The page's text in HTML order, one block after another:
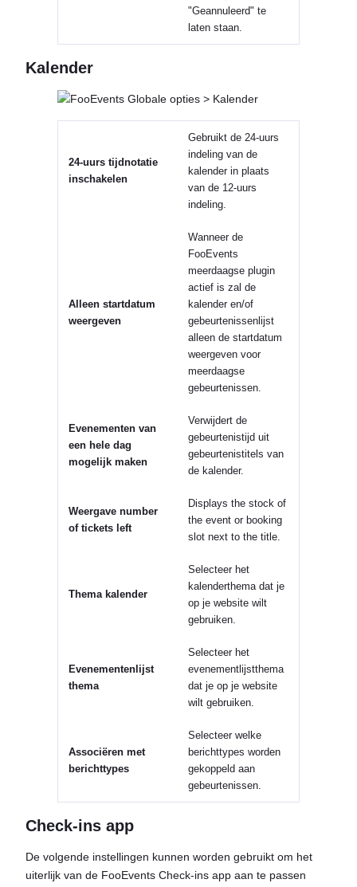
"Geannuleerd" te
laten staan.
Kalender
24-uurs tijdnotatie
inschakelen
Gebruikt de 24-uurs
indeling van de
kalender in plaats
van de 12-uurs
indeling.
Alleen startdatum
weergeven
Wanneer de
FooEvents
meerdaagse plugin
actief is zal de
kalender en/of
gebeurtenissenlijst
alleen de startdatum
weergeven voor
meerdaagse
gebeurtenissen.
Evenementen van
een hele dag
mogelijk maken
Verwijdert de
gebeurtenistijd uit
gebeurtenistitels van
de kalender.
Weergave number
of tickets left
Displays the stock of
the event or booking
slot next to the title.
Thema kalender
Selecteer het
kalenderthema dat je
op je website wilt
gebruiken.
Evenementenlijst
thema
Selecteer het
evenementlijstthema
dat je op je website
wilt gebruiken.
Associëren met
berichttypes
Selecteer welke
berichttypes worden
gekoppeld aan
gebeurtenissen.
Check-ins app
De volgende instellingen kunnen worden gebruikt om het
uiterlijk van de FooEvents Check-ins app aan te passen